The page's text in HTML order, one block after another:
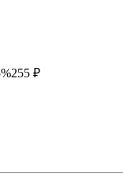
255 ₽